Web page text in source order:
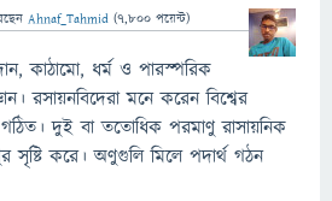
Ahnaf_Tahmid (7,800 পয়েন্ট)
কাঠামো, ধর্ম ও পারস্পরিক
রসায়নবিদেরা মনে করেন বিশ্বের
গঠিত। দুই বা ততোধিক পরমাণু রাসায়নিক
সৃষ্টি করে। অণুগুলি মিলে পদার্থ গঠন